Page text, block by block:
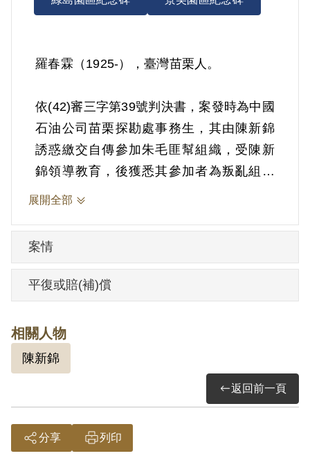
羅春霖（1925-），臺灣苗栗人。
依(42)審三字第39號判決書，案發時為中國
石油公司苗栗探勘處事務生，其由陳新錦
誘惑繳交自傳參加朱毛匪幫組織，受陳新
錦領導教育，後獲悉其參加者為叛亂組織
後，即與陳斷絕來往，復恐遭暗殺未敢向
第5條「參加叛亂之組織」判處有期徒刑5
年。1958年3月31日刑期結束，4月5日開
釋。
其於1999年4月向補償基金會提出申請，
2000年11月經第1屆第8次臨時董事會審核
通過予以補償。補償理由為原判決認定其
參加叛亂組織，係以其之自白及另案被告
之供述相符為認定之依據，惟原判決亦認
其係被以讀書會之名義引誘參加，則其對
展開全部
案情
平復或賠(補)償
相關人物
陳新錦
返回前一頁
分享 列印